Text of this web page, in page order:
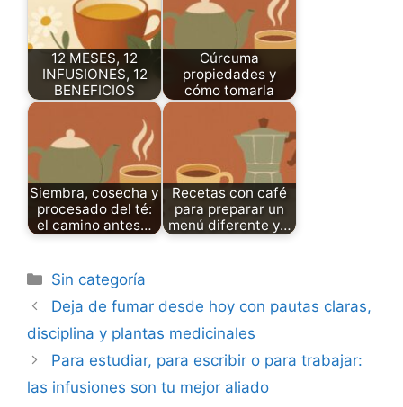
12 MESES, 12
INFUSIONES, 12
BENEFICIOS
Cúrcuma
propiedades y
cómo tomarla
Siembra, cosecha y
procesado del té:
el camino antes…
Recetas con café
para preparar un
menú diferente y…
Categories
Sin categoría
Deja de fumar desde hoy con pautas claras,
disciplina y plantas medicinales
Para estudiar, para escribir o para trabajar:
las infusiones son tu mejor aliado